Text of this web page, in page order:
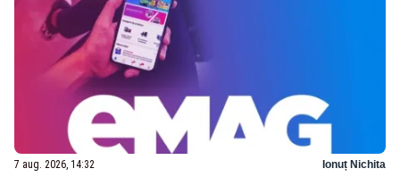
7 aug. 2026, 14:32 Ionuț Nichita